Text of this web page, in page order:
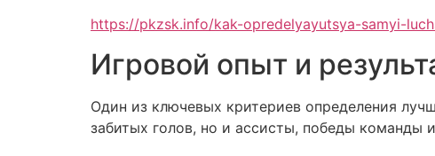
https://pkzsk.info/kak-opredelyayutsya-samyi-
Игровой опыт и
Один из ключевых критериев определения
забитых голов, но и ассисты, победы команды